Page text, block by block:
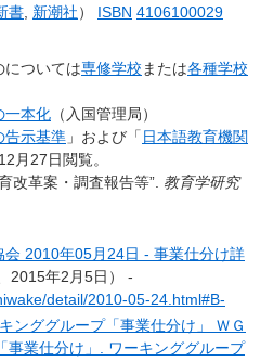
書 新潮社） ISBN 4106100029
については専修学校 または各種学校
一本化 （入国管理局）
告示基準 」および「 日本語教育機関
月27日閲覧。
改革案・調査報告等”. 教育学研究
会 2010年05月24日 - 事業仕分け詳
、2015年2月5日） -
detail/2010-05-24.html#B-
ンググループ「事業仕分け」 ＷＧ
事業仕分け」. ワーキンググループ